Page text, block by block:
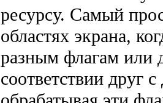
ресурсу. Самый
областях экрана,
разным флагам или
соответствии друг